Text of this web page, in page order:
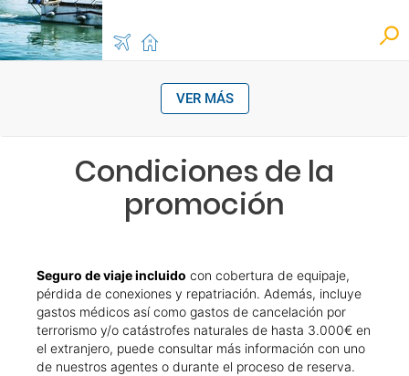
VER MÁS
Condiciones de la
promoción
Seguro de viaje incluido con cobertura de equipaje,
pérdida de conexiones y repatriación. Además, incluye
gastos médicos así como gastos de cancelación por
terrorismo y/o catástrofes naturales de hasta 3.000€ en
el extranjero, puede consultar más información con uno
de nuestros agentes o durante el proceso de reserva.